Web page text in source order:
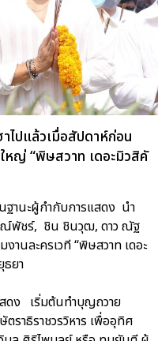
ไปแล้วเมื่อสัปดาห์ก่อน
หญ่ “พิษสวาท เดอะมิวสิคั
านะผู้กำกับการแสดง นำ
พัชร์, ชิน ชินวุฒ, ดาว ณัฐ
นละครเวที “พิษสวาท เดอะ
ยา
ง เริ่มต้นทำบุญถวาย
ราธิราชวรวิหาร เพื่ออุทิศ